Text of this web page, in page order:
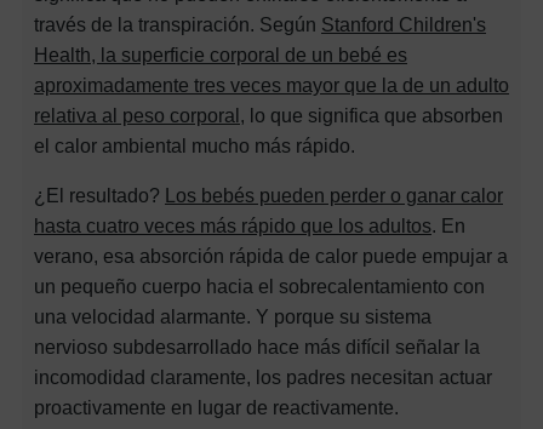
través de la transpiración. Según Stanford Children's
Health, la superficie corporal de un bebé es
aproximadamente tres veces mayor que la de un adulto
relativa al peso corporal, lo que significa que absorben
el calor ambiental mucho más rápido.
¿El resultado? Los bebés pueden perder o ganar calor
hasta cuatro veces más rápido que los adultos. En
verano, esa absorción rápida de calor puede empujar a
un pequeño cuerpo hacia el sobrecalentamiento con
una velocidad alarmante. Y porque su sistema
nervioso subdesarrollado hace más difícil señalar la
incomodidad claramente, los padres necesitan actuar
proactivamente en lugar de reactivamente.